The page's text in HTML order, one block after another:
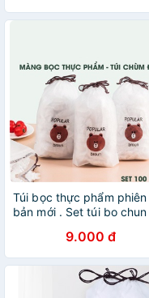
Túi bọc thực phẩm phiên
bản mới . Set túi bo chun
9.000 đ